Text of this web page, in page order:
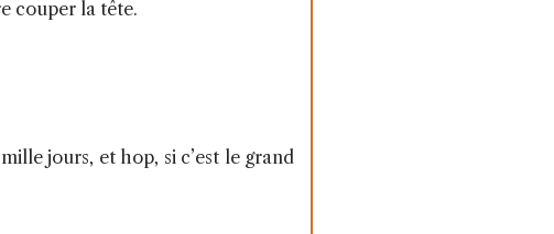
couper la tête.
jours, et hop, si c’est le grand